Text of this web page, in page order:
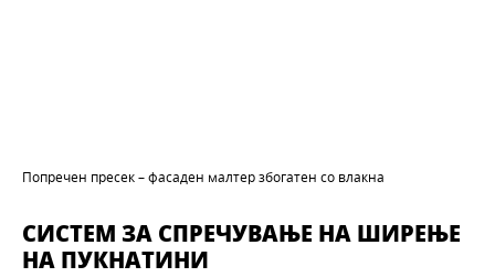
Попречен пресек – фасаден малтер збогатен со влакна
СИСТЕМ ЗА СПРЕЧУВАЊЕ НА ШИРЕЊЕ
НА ПУКНАТИНИ